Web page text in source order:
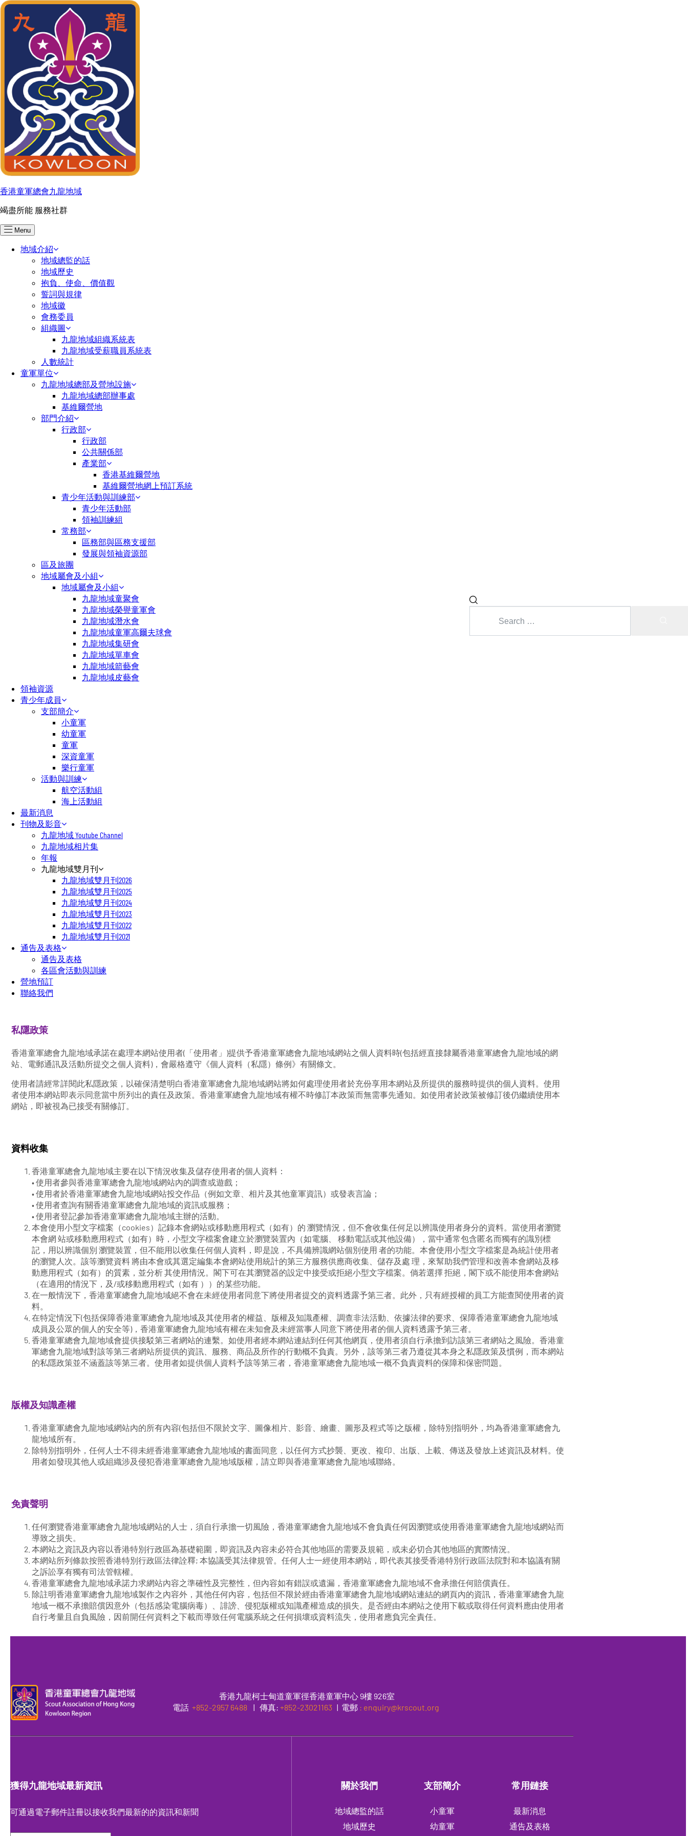
香港童軍總會九龍地域
竭盡所能 服務社群
Menu
地域介紹
地域總監的話
地域歷史
抱負、使命、價值觀
誓詞與規律
地域徽
會務委員
組織圖
九龍地域組織系統表
九龍地域受薪職員系統表
人數統計
童軍單位
九龍地域總部及營地設施
九龍地域總部辦事處
基維爾營地
部門介紹
行政部
行政部
公共關係部
產業部
香港基維爾營地
基維爾營地網上預訂系統
青少年活動與訓練部
青少年活動部
領袖訓練組
常務部
區務部與區務支援部
發展與領袖資源部
區及旅團
地域屬會及小組
地域屬會及小組
九龍地域童聚會
九龍地域榮譽童軍會
九龍地域潛水會
九龍地域童軍高爾夫球會
九龍地域集研會
九龍地域單車會
九龍地域箭藝會
九龍地域皮藝會
領袖資源
青少年成員
支部簡介
小童軍
幼童軍
童軍
深資童軍
樂行童軍
活動與訓練
航空活動組
海上活動組
最新消息
刊物及影音
九龍地域 Youtube Channel
九龍地域相片集
年報
九龍地域雙月刊
九龍地域雙月刊2026
九龍地域雙月刊2025
九龍地域雙月刊2024
九龍地域雙月刊2023
九龍地域雙月刊2022
九龍地域雙月刊2021
通告及表格
通告及表格
各區會活動與訓練
營地預訂
聯絡我們
私隱政策
香港童軍總會九龍地域承諾在處理本網站使用者(「使用者」)提供予香港童軍總會九龍地域網站之個人資料時(包括經直接隸屬香港童軍總會九龍地域的網
站、電郵通訊及活動所提交之個人資料)，會嚴格遵守《個人資料（私隱）條例》有關條文。
使用者請經常詳閱此私隱政策，以確保清楚明白香港童軍總會九龍地域網站將如何處理使用者於充份享用本網站及所提供的服務時提供的個人資料。使用
者使用本網站即表示同意當中所列出的責任及政策。香港童軍總會九龍地域有權不時修訂本政策而無需事先通知。如使用者於政策被修訂後仍繼續使用本
網站，即被視為已接受有關修訂。
資料收集
香港童軍總會九龍地域主要在以下情況收集及儲存使用者的個人資料：
• 使用者參與香港童軍總會九龍地域網站內的調查或遊戲；
• 使用者於香港童軍總會九龍地域網站投交作品（例如文章、相片及其他童軍資訊）或發表言論；
• 使用者查詢有關香港童軍總會九龍地域的資訊或服務；
• 使用者登記參加香港童軍總會九龍地域主辦的活動。
本會使用小型文字檔案（cookies）記錄本會網站或移動應用程式（如有）的 瀏覽情況，但不會收集任何足以辨識使用者身分的資料。當使用者瀏覽
本會網 站或移動應用程式（如有）時，小型文字檔案會建立於瀏覽裝置內（如電腦、 移動電話或其他設備），當中通常包含匿名而獨有的識別標
記，用以辨識個別 瀏覽裝置，但不能用以收集任何個人資料，即是說，不具備辨識網站個別使用 者的功能。本會使用小型文字檔案是為統計使用者
的瀏覽人次。該等瀏覽資料 將由本會或其選定編集本會網站使用統計的第三方服務供應商收集、儲存及處 理，來幫助我們管理和改善本會網站及移
動應用程式（如有）的質素，並分析 其使用情況。閣下可在其瀏覽器的設定中接受或拒絕小型文字檔案。倘若選擇 拒絕，閣下或不能使用本會網站
（在適用的情況下，及/或移動應用程式（如有 ））的某些功能。
在一般情況下，香港童軍總會九龍地域絕不會在未經使用者同意下將使用者提交的資料透露予第三者。此外，只有經授權的員工方能查閱使用者的資
料。
在特定情況下(包括保障香港童軍總會九龍地域及其使用者的權益、版權及知識產權、調查非法活動、依據法律的要求、保障香港童軍總會九龍地域
成員及公眾的個人的安全等)，香港童軍總會九龍地域有權在未知會及未經當事人同意下將使用者的個人資料透露予第三者。
香港童軍總會九龍地域會提供接駁第三者網站的連繫。如使用者經本網站連結到任何其他網頁，使用者須自行承擔到訪該第三者網站之風險。香港童
軍總會九龍地域對該等第三者網站所提供的資訊、服務、商品及所作的行動概不負責。另外，該等第三者乃遵從其本身之私隱政策及慣例，而本網站
的私隱政策並不涵蓋該等第三者。使用者如提供個人資料予該等第三者，香港童軍總會九龍地域一概不負責資料的保障和保密問題。
版權及知識產權
香港童軍總會九龍地域網站內的所有內容(包括但不限於文字、圖像相片、影音、繪畫、圖形及程式等)之版權，除特別指明外，均為香港童軍總會九
龍地域所有。
除特別指明外，任何人士不得未經香港童軍總會九龍地域的書面同意，以任何方式抄襲、更改、複印、出版、上載、傳送及發放上述資訊及材料。使
用者如發現其他人或組織涉及侵犯香港童軍總會九龍地域版權，請立即與香港童軍總會九龍地域聯絡。
免責聲明
任何瀏覽香港童軍總會九龍地域網站的人士，須自行承擔一切風險，香港童軍總會九龍地域不會負責任何因瀏覽或使用香港童軍總會九龍地域網站而
導致之損失。
本網站之資訊及內容以香港特別行政區為基礎範圍，即資訊及內容未必符合其他地區的需要及規範，或未必切合其他地區的實際情況。
本網站所列條款按照香港特別行政區法律詮釋; 本協議受其法律規管。任何人士一經使用本網站，即代表其接受香港特別行政區法院對和本協議有關
之訴訟享有獨有司法管轄權。
香港童軍總會九龍地域承諾力求網站內容之準確性及完整性，但內容如有錯誤或遺漏，香港童軍總會九龍地域不會承擔任何賠償責任。
除註明香港童軍總會九龍地域製作之內容外，其他任何內容，包括但不限於經由香港童軍總會九龍地域網站連結的網頁內的資訊，香港童軍總會九龍
地域一概不承擔賠償因意外（包括感染電腦病毒）、誹謗、侵犯版權或知識產權造成的損失。是否經由本網站之使用下載或取得任何資料應由使用者
自行考量且自負風險，因前開任何資料之下載而導致任何電腦系統之任何損壞或資料流失，使用者應負完全責任。
香港九龍柯士甸道童軍徑香港童軍中心 9樓 926室
電話 +852-2957 6488 |傳真:+852-23021163 | 電郵 : enquiry@krscout.org
獲得九龍地域最新資訊
可通過電子郵件註冊以接收我們最新的的資訊和新聞
關於我們
地域總監的話
地域歷史
支部簡介
小童軍
幼童軍
常用鏈接
最新消息
通告及表格